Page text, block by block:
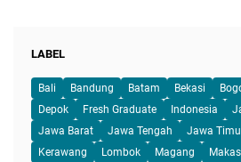
LABEL
Bali Bandung Batam Bekasi
Depok
Fresh Graduate Indonesia
Jawa Barat
Jawa Tengah Jawa
Kerawang
Lombok Magang